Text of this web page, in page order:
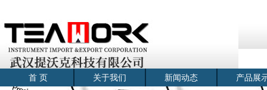
首 页 关于我们 新闻动态 产品展